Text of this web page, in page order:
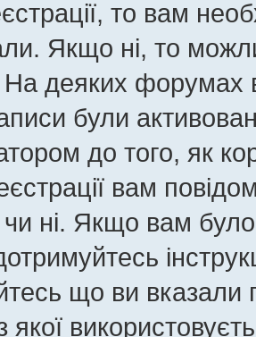
то вам
Якщо ні, то
На деяких форумах
були
до того, як
вам
чи ні. Якщо вам
що ви
якої